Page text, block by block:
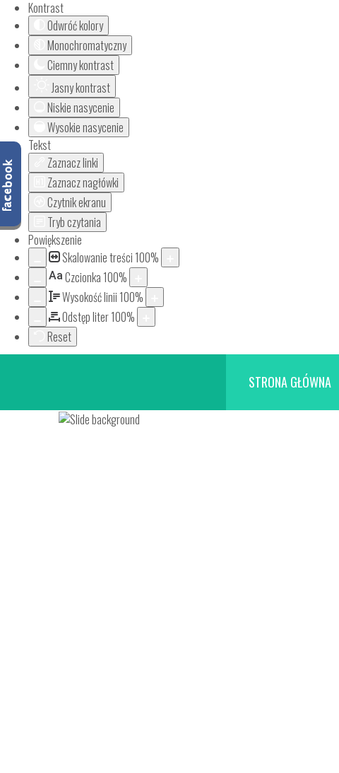
Kontrast
Odwróć kolory
Monochromatyczny
Ciemny kontrast
Jasny kontrast
Niskie nasycenie
Wysokie nasycenie
Tekst
Zaznacz linki
Zaznacz nagłówki
Czytnik ekranu
Tryb czytania
Powiększenie
Skalowanie treści 100%
Aa Czcionka 100%
Wysokość linii 100%
Odstęp liter100%
Reset
STRONA GŁÓWNA